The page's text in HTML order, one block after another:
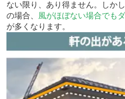
ない限り、あり得ません。しか
の場合、 風がほぼない場合でも
が多くなります。